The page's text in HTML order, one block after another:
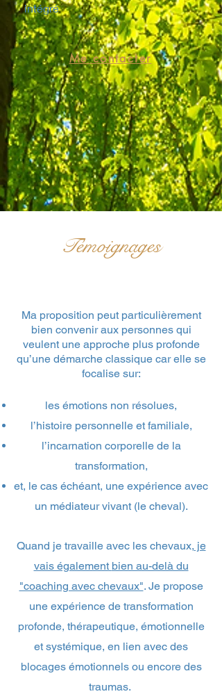
intégré
Me contacter
Témoignages
Ma proposition peut particulièrement
bien convenir aux personnes qui
veulent une approche plus profonde
qu’une démarche classique car elle se
focalise sur:
les émotions non résolues,
l’histoire personnelle et familiale,
l’incarnation corporelle de la
transformation,
et, le cas échéant, une expérience avec
un médiateur vivant (le cheval).
Quand je travaille avec les chevaux, je
vais également bien au-delà du
"coaching avec chevaux". Je propose
une expérience de transformation
profonde, thérapeutique, émotionnelle
et systémique, en lien avec des
blocages émotionnels ou encore des
traumas.